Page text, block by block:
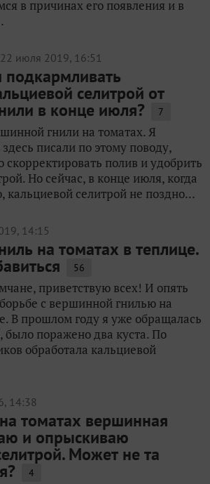
в причинах его появления и в
22 июля 2019, 16:51
селитрой от
в конце июля? 7
гнили на томатах. Я
писали по этому поводу,
скорректировать полив и удобрить
Но сейчас, в конце июля, когда
кальциевой селитрой не поздно...
14:15
на томатах в теплице.
56
приветствую всех! И опять
с вершинной гнилью на
В прошлом году я уже обращалась
было поражено два куста. По
обработала кальциевой
14:38
томатах вершинная
и опрыскиваю
Может не та
4